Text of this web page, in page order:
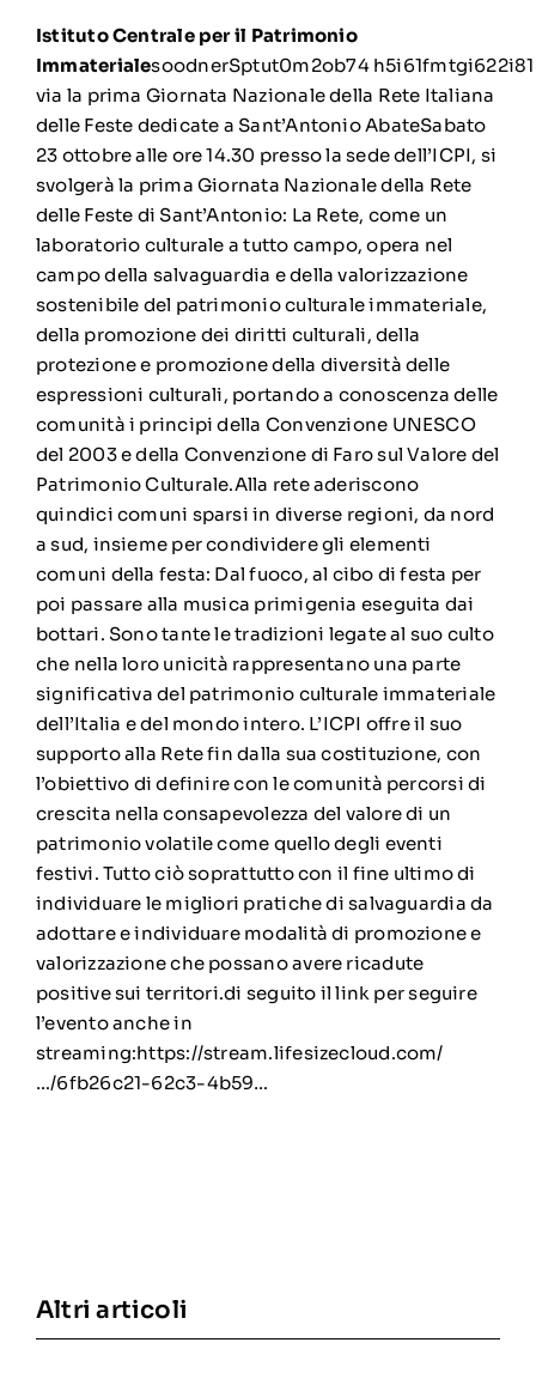
Istituto Centrale per il Patrimonio
ImmaterialesoodnerSptut0m2ob74
via la prima Giornata Nazionale della Rete Italiana
delle Feste dedicate a Sant’Antonio AbateSabato
23 ottobre alle ore 14.30 presso la sede dell’ICPI, si
svolgerà la prima Giornata Nazionale della Rete
delle Feste di Sant’Antonio: La Rete, come un
laboratorio culturale a tutto campo, opera nel
campo della salvaguardia e della valorizzazione
sostenibile del patrimonio culturale immateriale,
della promozione dei diritti culturali, della
protezione e promozione della diversità delle
espressioni culturali, portando a conoscenza delle
comunità i principi della Convenzione UNESCO
del 2003 e della Convenzione di Faro sul Valore del
Patrimonio Culturale.Alla rete aderiscono
quindici comuni sparsi in diverse regioni, da nord
a sud, insieme per condividere gli elementi
comuni della festa: Dal fuoco, al cibo di festa per
poi passare alla musica primigenia eseguita dai
bottari. Sono tante le tradizioni legate al suo culto
che nella loro unicità rappresentano una parte
significativa del patrimonio culturale immateriale
dell’Italia e del mondo intero. L’ICPI offre il suo
supporto alla Rete fin dalla sua costituzione, con
l’obiettivo di definire con le comunità percorsi di
crescita nella consapevolezza del valore di un
patrimonio volatile come quello degli eventi
festivi. Tutto ciò soprattutto con il fine ultimo di
individuare le migliori pratiche di salvaguardia da
adottare e individuare modalità di promozione e
valorizzazione che possano avere ricadute
positive sui territori.di seguito il link per seguire
l’evento anche in
streaming:https://stream.lifesizecloud.com/
…/6fb26c21-62c3-4b59…
Altri articoli